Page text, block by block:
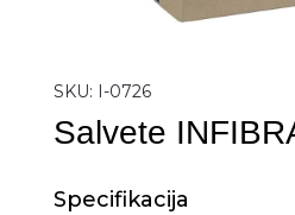
SKU: I-0726
Salvete
Specifikacija